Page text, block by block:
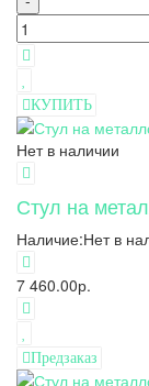
КУПИТЬ
Нет в наличии
Стул на
Наличие:Нет в
7 460.00р.
Предзаказ